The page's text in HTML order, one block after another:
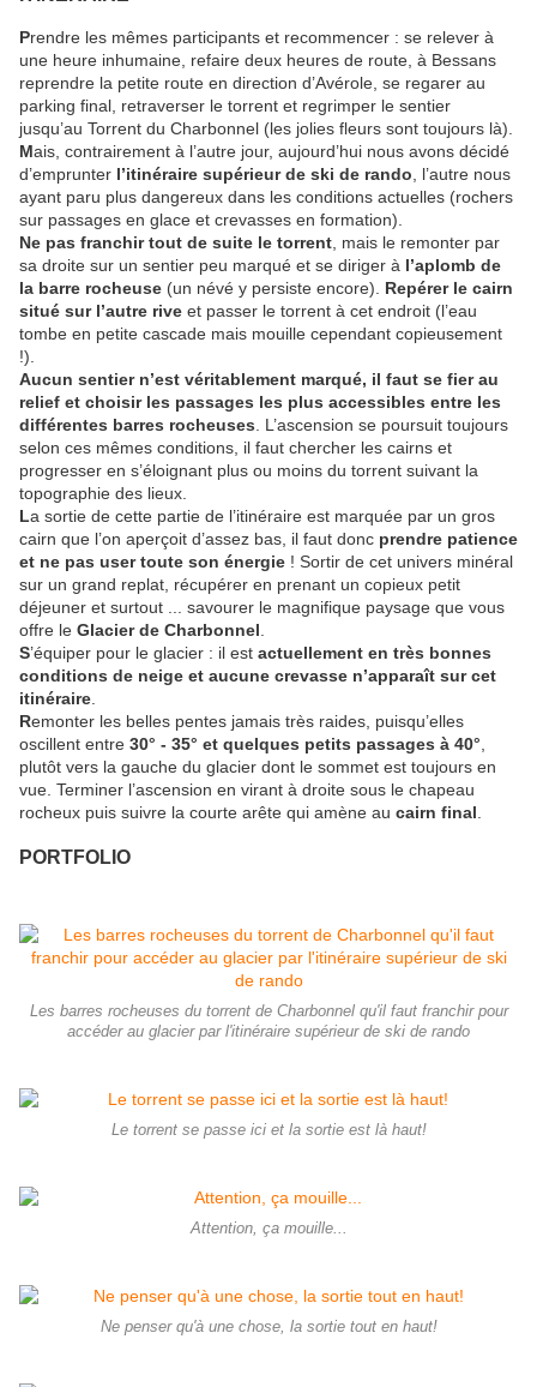
Prendre les mêmes participants et recommencer : se relever à
une heure inhumaine, refaire deux heures de route, à Bessans
reprendre la petite route en direction d’Avérole, se regarer au
parking final, retraverser le torrent et regrimper le sentier
jusqu’au Torrent du Charbonnel (les jolies fleurs sont toujours là).
Mais, contrairement à l’autre jour, aujourd’hui nous avons décidé
d’emprunter l’itinéraire supérieur de ski de rando , l’autre nous
ayant paru plus dangereux dans les conditions actuelles (rochers
sur passages en glace et crevasses en formation).
Ne pas franchir tout de suite le torrent , mais le remonter par
sa droite sur un sentier peu marqué et se diriger à l’aplomb de
la barre rocheuse (un névé y persiste encore). Repérer le cairn
situé sur l’autre rive et passer le torrent à cet endroit (l’eau
tombe en petite cascade mais mouille cependant copieusement
!).
Aucun sentier n’est véritablement marqué, il faut se fier au
relief et choisir les passages les plus accessibles entre les
différentes barres rocheuses . L’ascension se poursuit toujours
selon ces mêmes conditions, il faut chercher les cairns et
progresser en s’éloignant plus ou moins du torrent suivant la
topographie des lieux.
La sortie de cette partie de l’itinéraire est marquée par un gros
cairn que l’on aperçoit d’assez bas, il faut donc prendre patience
et ne pas user toute son énergie ! Sortir de cet univers minéral
sur un grand replat, récupérer en prenant un copieux petit
déjeuner et surtout ... savourer le magnifique paysage que vous
offre le Glacier de Charbonnel
S’équiper pour le glacier : il est actuellement en très bonnes
conditions de neige et aucune crevasse n’apparaît sur cet
itinéraire
Remonter les belles pentes jamais très raides, puisqu’elles
oscillent entre 30° - 35° et quelques petits passages à 40°
plutôt vers la gauche du glacier dont le sommet est toujours en
vue. Terminer l’ascension en virant à droite sous le chapeau
rocheux puis suivre la courte arête qui amène au cairn final
PORTFOLIO
Les barres rocheuses du torrent de Charbonnel qu'il faut franchir pour
accéder au glacier par l'itinéraire supérieur de ski de rando
Le torrent se passe ici et la sortie est là haut!
Attention, ça mouille...
Ne penser qu'à une chose, la sortie tout en haut!